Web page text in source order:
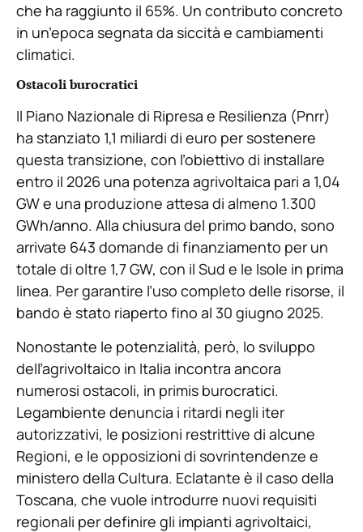
che ha raggiunto il 65%. Un contributo concreto
in un’epoca segnata da siccità e cambiamenti
climatici.
Ostacoli burocratici
Il Piano Nazionale di Ripresa e Resilienza (Pnrr)
ha stanziato 1,1 miliardi di euro per sostenere
questa transizione, con l’obiettivo di installare
entro il 2026 una potenza agrivoltaica pari a 1,04
GW e una produzione attesa di almeno 1.300
GWh/anno. Alla chiusura del primo bando, sono
arrivate 643 domande di finanziamento per un
totale di oltre 1,7 GW, con il Sud e le Isole in prima
linea. Per garantire l’uso completo delle risorse, il
bando è stato riaperto fino al 30 giugno 2025.
Nonostante le potenzialità, però, lo sviluppo
dell’agrivoltaico in Italia incontra ancora
numerosi ostacoli, in primis burocratici.
Legambiente denuncia i ritardi negli iter
autorizzativi, le posizioni restrittive di alcune
Regioni, e le opposizioni di sovrintendenze e
ministero della Cultura. Eclatante è il caso della
Toscana, che vuole introdurre nuovi requisiti
regionali per definire gli impianti agrivoltaici,